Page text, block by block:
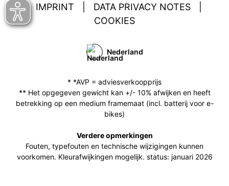
IMPRINT DATA PRIVACY NOTES
COOKIES
Nederland
* *AVP = adviesverkoopprijs
** Het opgegeven gewicht kan +/- 10% afwijken en heeft
betrekking op een medium framemaat (incl. batterij voor e-
bikes)
Verdere opmerkingen
Fouten, typefouten en technische wijzigingen kunnen
voorkomen. Kleurafwijkingen mogelijk. status: januari 2026